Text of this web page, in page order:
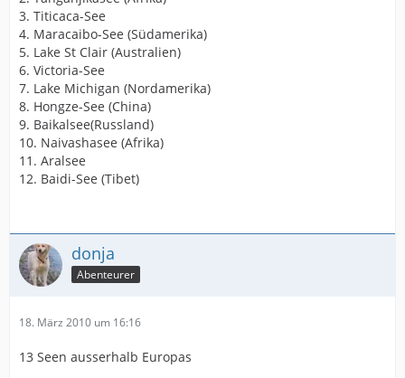
3. Titicaca-See
4. Maracaibo-See (Südamerika)
5. Lake St Clair (Australien)
6. Victoria-See
7. Lake Michigan (Nordamerika)
8. Hongze-See (China)
9. Baikalsee(Russland)
10. Naivashasee (Afrika)
11. Aralsee
12. Baidi-See (Tibet)
donja
Abenteurer
18. März 2010 um 16:16
13 Seen ausserhalb Europas